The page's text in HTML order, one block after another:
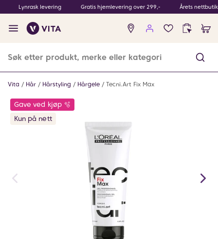
Lynrask levering Gratis hjemlevering over 299,- Årets
Ingen
produkter
Vita Hår Hårstyling Hårgele Tecni.Art Fix Max
Gave ved kjøp 🫧
Kun på nett